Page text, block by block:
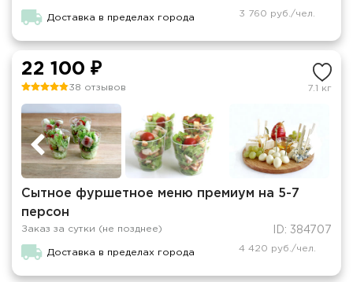
Доставка в пределах города 3 760 руб./чел.
22 100 ₽
38 отзывов 7.1 кг
Сытное фуршетное меню премиум на 5-7
персон
Заказ за сутки (не позднее) ID: 384707
Доставка в пределах города 4 420 руб./чел.